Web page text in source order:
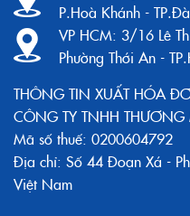
P.Hoà Khánh -
VP HCM: 3/16 Lê
Phường Thới An -
THÔNG TIN XUẤT HÓA
CÔNG TY TNHH THƯƠNG
Mã số thuế: 0200604792
Địa chỉ: Số 44 Đoạn Xá -
Việt Nam